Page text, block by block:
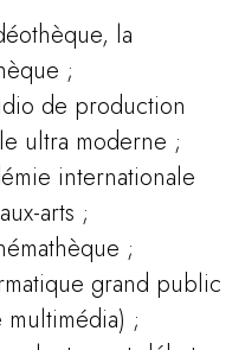
la
;
de production
ultra moderne ;
internationale
arts ;
;
grand public
multimédia) ;